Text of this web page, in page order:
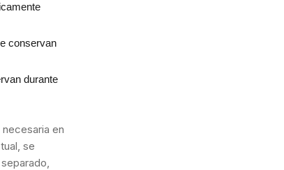
conservan
durante
en
se